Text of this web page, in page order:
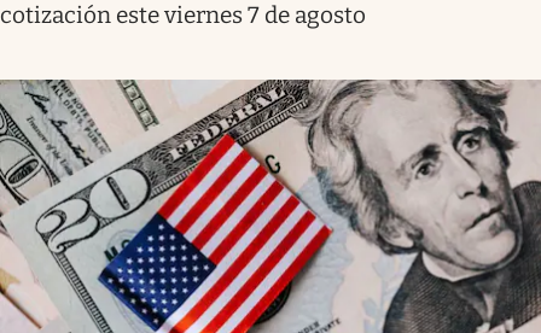
cotización este viernes 7 de agosto